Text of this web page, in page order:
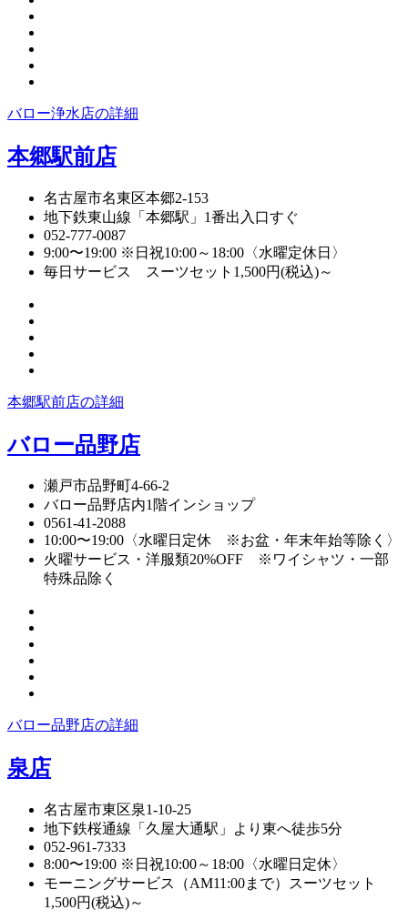
バロー浄水店の詳細
本郷駅前店
名古屋市名東区本郷2-153
地下鉄東山線「本郷駅」1番出入口すぐ
052-777-0087
9:00〜19:00 ※日祝10:00～18:00〈水曜定休日〉
毎日サービス スーツセット1,500円(税込)～
本郷駅前店の詳細
バロー品野店
瀬戸市品野町4-66-2
バロー品野店内1階インショップ
0561-41-2088
10:00〜19:00〈水曜日定休 ※お盆・年末年始等除く〉
火曜サービス・洋服類20%OFF ※ワイシャツ・一部
特殊品除く
バロー品野店の詳細
泉店
名古屋市東区泉1-10-25
地下鉄桜通線「久屋大通駅」より東へ徒歩5分
052-961-7333
8:00〜19:00 ※日祝10:00～18:00〈水曜日定休〉
モーニングサービス（AM11:00まで）スーツセット
1,500円(税込)～